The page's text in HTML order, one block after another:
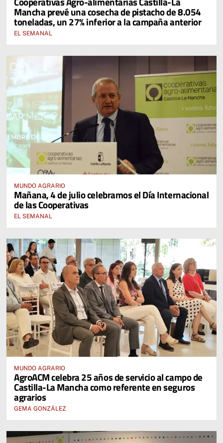
Mancha prevé una cosecha de pistacho de 8.054
toneladas, un 27% inferior a la campaña anterior
EL SEMANAL
MUNDO AGRARIO
Mañana, 4 de julio celebramos el Día Internacional
de las Cooperativas
EL SEMANAL
MUNDO AGRARIO
AgroACM celebra 25 años de servicio al campo de
Castilla-La Mancha como referente en seguros
agrarios
GEMA GONZÁLEZ